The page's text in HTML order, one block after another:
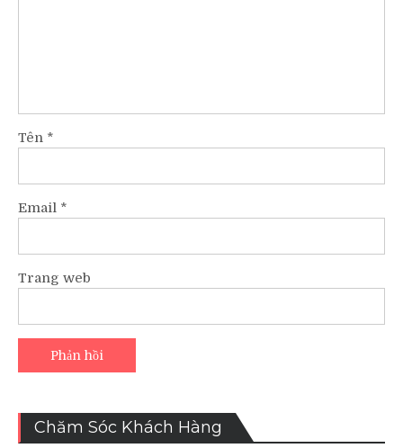
Tên *
Email *
Trang web
Chăm Sóc Khách Hàng